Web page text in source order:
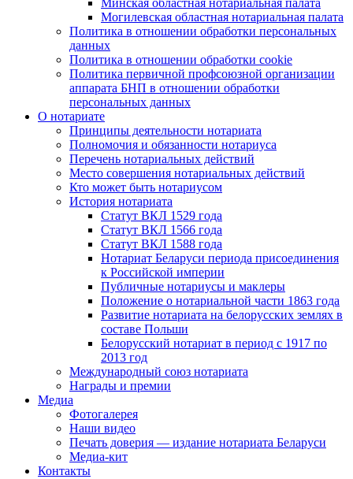
Минская областная нотариальная палата
Могилевская областная нотариальная палата
Политика в отношении обработки персональных
данных
Политика в отношении обработки cookie
Политика первичной профсоюзной организации
аппарата БНП в отношении обработки
персональных данных
О нотариате
Принципы деятельности нотариата
Полномочия и обязанности нотариуса
Перечень нотариальных действий
Место совершения нотариальных действий
Кто может быть нотариусом
История нотариата
Статут ВКЛ 1529 года
Статут ВКЛ 1566 года
Статут ВКЛ 1588 года
Нотариат Беларуси периода присоединения
к Российской империи
Публичные нотариусы и маклеры
Положение о нотариальной части 1863 года
Развитие нотариата на белорусских землях в
составе Польши
Белорусский нотариат в период с 1917 по
2013 год
Международный союз нотариата
Награды и премии
Медиа
Фотогалерея
Наши видео
Печать доверия — издание нотариата Беларуси
Медиа-кит
Контакты